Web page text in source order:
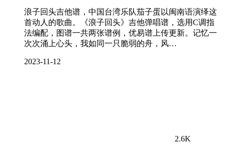
浪子回头吉他谱，中国台湾乐队茄子蛋以闽南语演绎这
首动人的歌曲。《浪子回头》吉他弹唱谱，选用C调指
法编配，图谱一共两张谱例，优易谱上传更新。记忆一
次次涌上心头，我如同一只脆弱的舟，风…
2023-11-12
2.6K